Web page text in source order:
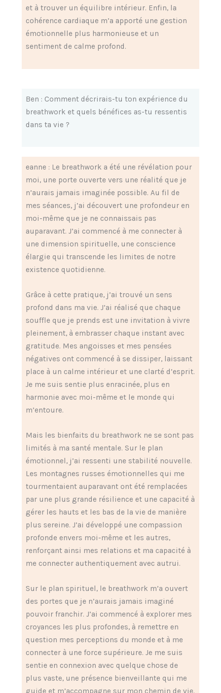
et à trouver un équilibre intérieur. Enfin, la
cohérence cardiaque m’a apporté une gestion
émotionnelle plus harmonieuse et un
sentiment de calme profond.
Ben : Comment décrirais-tu ton expérience du
breathwork et quels bénéfices as-tu ressentis
dans ta vie ?
eanne : Le breathwork a été une révélation pour
moi, une porte ouverte vers une réalité que je
n’aurais jamais imaginée possible. Au fil de
mes séances, j’ai découvert une profondeur en
moi-même que je ne connaissais pas
auparavant. J’ai commencé à me connecter à
une dimension spirituelle, une conscience
élargie qui transcende les limites de notre
existence quotidienne.
Grâce à cette pratique, j’ai trouvé un sens
profond dans ma vie. J’ai réalisé que chaque
souffle que je prends est une invitation à vivre
pleinement, à embrasser chaque instant avec
gratitude. Mes angoisses et mes pensées
négatives ont commencé à se dissiper, laissant
place à un calme intérieur et une clarté d’esprit.
Je me suis sentie plus enracinée, plus en
harmonie avec moi-même et le monde qui
m’entoure.
Mais les bienfaits du breathwork ne se sont pas
limités à ma santé mentale. Sur le plan
émotionnel, j’ai ressenti une stabilité nouvelle.
Les montagnes russes émotionnelles qui me
tourmentaient auparavant ont été remplacées
par une plus grande résilience et une capacité à
gérer les hauts et les bas de la vie de manière
plus sereine. J’ai développé une compassion
profonde envers moi-même et les autres,
renforçant ainsi mes relations et ma capacité à
me connecter authentiquement avec autrui.
Sur le plan spirituel, le breathwork m’a ouvert
des portes que je n’aurais jamais imaginé
pouvoir franchir. J’ai commencé à explorer mes
croyances les plus profondes, à remettre en
question mes perceptions du monde et à me
connecter à une force supérieure. Je me suis
sentie en connexion avec quelque chose de
plus vaste, une présence bienveillante qui me
guide et m’accompagne sur mon chemin de vie.